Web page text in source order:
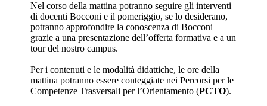
Nel corso della mattina potranno seguire gli interventi
di docenti Bocconi e il pomeriggio, se lo desiderano,
potranno approfondire la conoscenza di Bocconi
grazie a una presentazione dell’offerta formativa e a un
tour del nostro campus.
Per i contenuti e le modalità didattiche, le ore della
mattina potranno essere conteggiate nei Percorsi per le
Competenze Trasversali per l’Orientamento (PCTO).